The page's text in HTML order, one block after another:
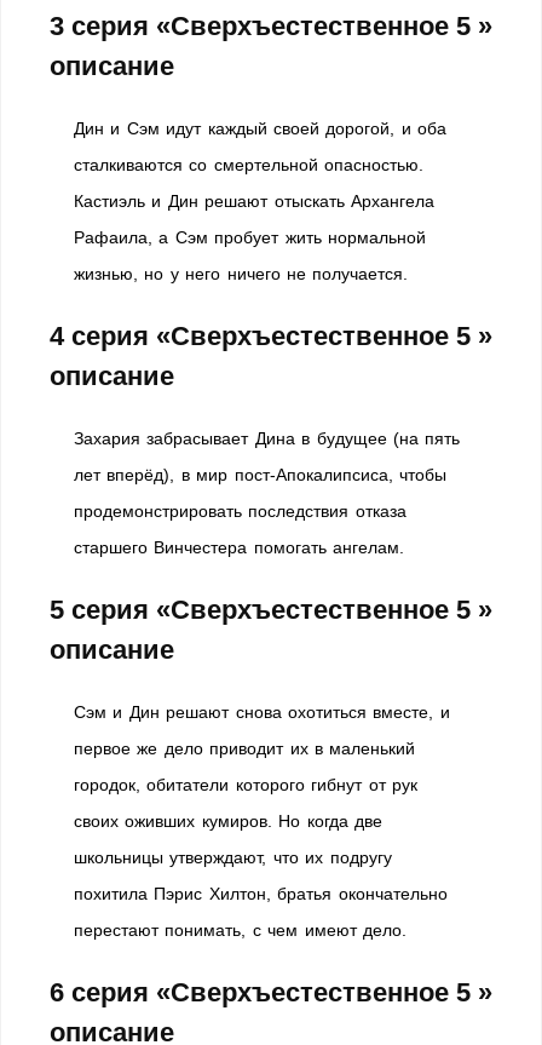
3 серия «Сверхъестественное 5 »
описание
Дин и Сэм идут каждый своей дорогой, и оба
сталкиваются со смертельной опасностью.
Кастиэль и Дин решают отыскать Архангела
Рафаила, а Сэм пробует жить нормальной
жизнью, но у него ничего не получается.
4 серия «Сверхъестественное 5 »
описание
Захария забрасывает Дина в будущее (на пять
лет вперёд), в мир пост-Апокалипсиса, чтобы
продемонстрировать последствия отказа
старшего Винчестера помогать ангелам.
5 серия «Сверхъестественное 5 »
описание
Сэм и Дин решают снова охотиться вместе, и
первое же дело приводит их в маленький
городок, обитатели которого гибнут от рук
своих оживших кумиров. Но когда две
школьницы утверждают, что их подругу
похитила Пэрис Хилтон, братья окончательно
перестают понимать, с чем имеют дело.
6 серия «Сверхъестественное 5 »
описание